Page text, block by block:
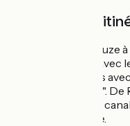
Balisage de
Du Seuil de Naurouze
façon provisoire avec
lac de Lenclas puis
Rigole de la Plaine".
Fonséranes sur le
de La Véloccitanie.